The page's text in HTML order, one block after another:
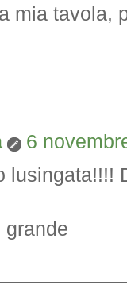
mia tavola,
6
lusingata!!!!
grande